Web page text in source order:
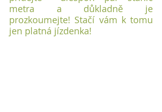
metra a důkladně je
prozkoumejte! Stačí vám k tomu
jen platná jízdenka!